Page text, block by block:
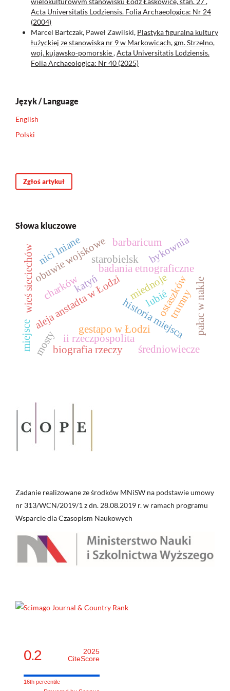
Acta Universitatis Lodziensis. Folia Archaeologica: Nr 24
(2004)
Marcel Bartczak, Paweł Zawilski, Plastyka figuralna kultury
łużyckiej ze stanowiska nr 9 w Markowicach, gm. Strzelno,
woj. kujawsko-pomorskie,Acta Universitatis Lodziensis.
Folia Archaeologica: Nr 40 (2025)
Język / Language
English
Polski
Zgłoś artykuł
Słowa kluczowe
gestapo w Łodzi
aleja anstadta w Łodzi
badania etnograficzne
historia miejsca
katyń
charków miednojeostaszków
starobielsk bykownia
obuwie wojskowe
ii rzeczpospolita
wieś sieciechów
średniowiecze
pałac w nakle
miejsce
trumny
biografia rzeczy
mosty
lubié
barbaricum
nici lniane
Zadanie realizowane ze środków MNiSW na podstawie umowy
nr 313/WCN/2019/1 z dn. 28.08.2019 r. w ramach programu
Wsparcie dla Czasopism Naukowych
0.2
2025
CiteScore
16th percentile